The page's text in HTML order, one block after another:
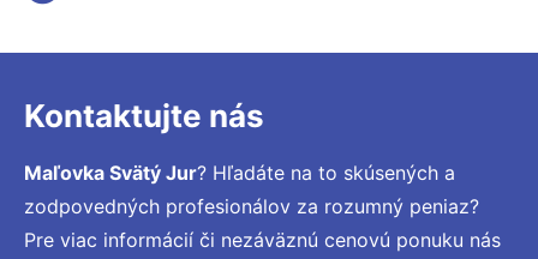
Kontaktujte nás
Maľovka Svätý Jur? Hľadáte na to skúsených a
zodpovedných profesionálov za rozumný peniaz?
Pre viac informácií či nezáväznú cenovú ponuku nás